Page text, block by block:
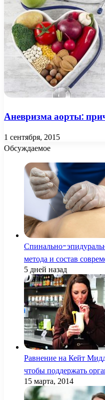
Аневризма аорты:
1 сентября, 2015
Обсуждаемое
Спинально-
метода и состав
5 дней назад
Равнение на Кейт
чтобы поддержать
15 марта, 2014